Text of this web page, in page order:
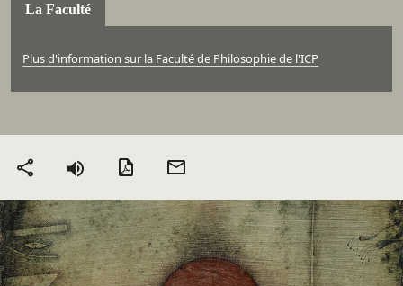
La Faculté
Plus d'information sur la Faculté de Philosophie de l'ICP
Partager Version PDF